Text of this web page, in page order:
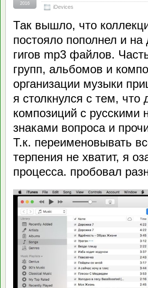
iDevices
2016
Так вышло, что
постояло пополнел и
гигов mp3 файлов.
групп, альбомов и
организации музыки
я столкнулся с тем,
композиций с русскими
знаками вопроса и
Т.к. переименовывать
терпения не хватит, я
процесса. пробовал